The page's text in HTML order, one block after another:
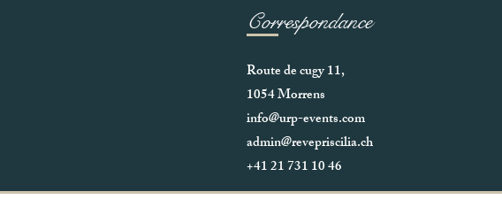
Correspondance
Route de cugy 11,
1054 Morrens
info@urp-events.com
admin@revepriscilia.ch
+41 21 731 10 46